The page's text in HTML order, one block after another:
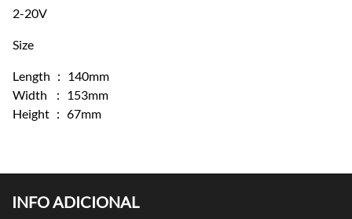
2-20V
Size
Length ： 140mm
Width ： 153mm
Height ： 67mm
INFO ADICIONAL